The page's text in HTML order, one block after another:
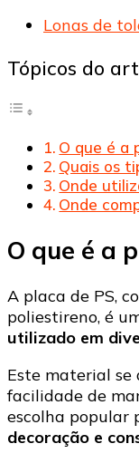
Lonas de
Tópicos do
O que é a
Quais os
Onde
Onde
O que é a
A placa de PS,
poliestireno, é
utilizado em
Este material se
facilidade de
escolha popular
decoração e